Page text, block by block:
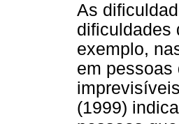
As
dificuldades
exemplo,
em pessoas
(1999)